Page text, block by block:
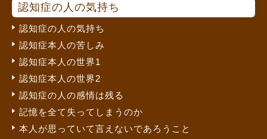
認知症の人の気持ち
認知症の人の気持ち
認知症本人の苦しみ
認知症本人の世界1
認知症本人の世界2
認知症の人の感情は残る
記憶を全て失ってしまうのか
本人が思っていて言えないであろうこと